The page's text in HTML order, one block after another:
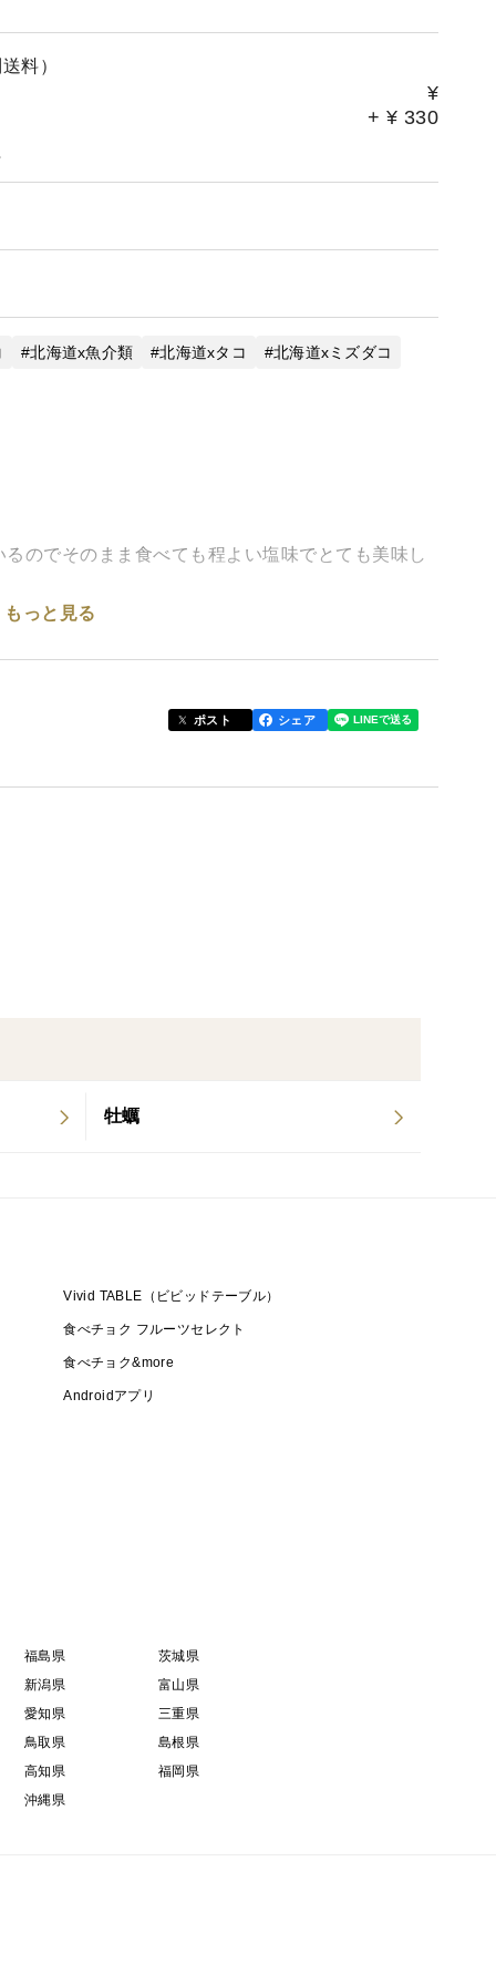
料）
¥
+ ¥ 330
北海道x魚介類 北海道xタコ 北海道xミズダコ
のでそのまま食べても程よい塩味でとても美味し
もっと見る
ポスト シェア
牡蠣
Vivid TABLE（ビビッドテーブル）
食べチョク フルーツセレクト
食べチョク&more
Androidアプリ
福島県
茨城県
新潟県
富山県
愛知県
三重県
鳥取県
島根県
高知県
福岡県
沖縄県